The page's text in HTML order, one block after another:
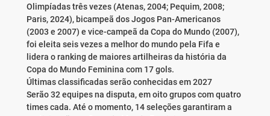
Olimpíadas três vezes (Atenas, 2004; Pequim, 2008;
Paris, 2024), bicampeã dos Jogos Pan-Americanos
(2003 e 2007) e vice-campeã da Copa do Mundo (2007),
foi eleita seis vezes a melhor do mundo pela Fifa e
lidera o ranking de maiores artilheiras da história da
Copa do Mundo Feminina com 17 gols.
Últimas classificadas serão conhecidas em 2027
Serão 32 equipes na disputa, em oito grupos com quatro
times cada. Até o momento, 14 seleções garantiram a